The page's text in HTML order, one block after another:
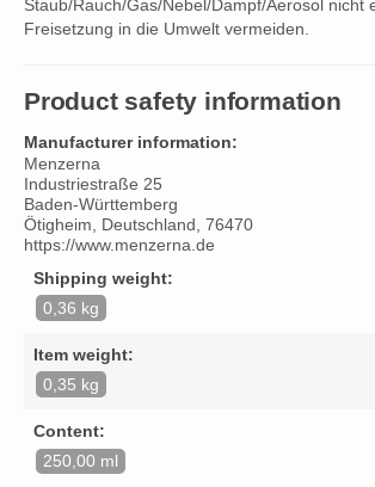
Staub/Rauch/Gas/Nebel/Dampf/Aerosol nicht
Freisetzung in die Umwelt vermeiden.
Product safety information
Manufacturer information:
Menzerna
Industriestraße 25
Baden-Württemberg
Ötigheim, Deutschland, 76470
https://www.menzerna.de
Shipping weight:
0,36 kg
Item weight:
0,35 kg
Content:
250,00 ml